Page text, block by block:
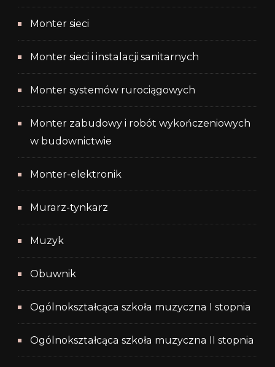
Monter sieci
Monter sieci i instalacji sanitarnych
Monter systemów rurociągowych
Monter zabudowy i robót wykończeniowych
w budownictwie
Monter-elektronik
Murarz-tynkarz
Muzyk
Obuwnik
Ogólnokształcąca szkoła muzyczna I stopnia
Ogólnokształcąca szkoła muzyczna II stopnia